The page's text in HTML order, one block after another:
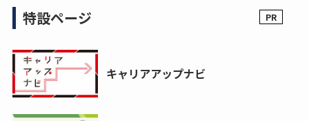
特設ページ
キャリアアップナビ